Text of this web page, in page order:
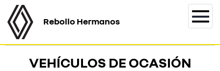
Rebollo Hermanos
VEHÍCULOS DE OCASIÓN